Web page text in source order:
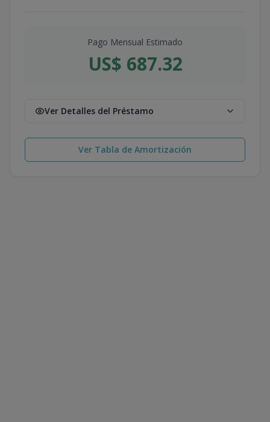
Pago Mensual Estimado
US$ 687.32
Ver Detalles del Préstamo
Ver Tabla de Amortización